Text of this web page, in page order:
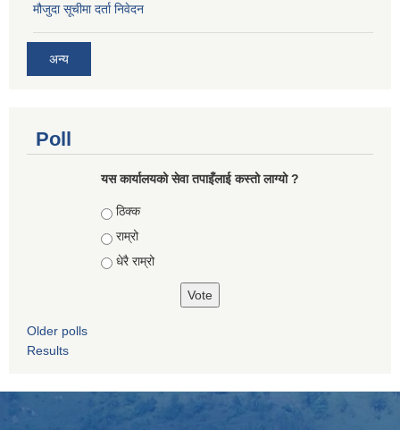
मौजुदा सूचीमा दर्ता निवेदन
अन्य
Poll
यस कार्यालयको सेवा तपाइँलाई कस्तो लाग्यो ?
Choices
ठिक्क
राम्रो
धेरै राम्रो
Older polls
Results